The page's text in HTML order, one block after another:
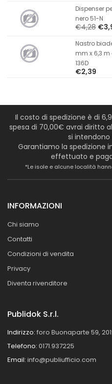
Dispenser
nero 51-N
€4,28
Nastro
mm x 6,3
136D
€2,39
Il costo di spedizione è di
spesa di 70,00€ avrai diritto
si intendono
Garantiamo la spedizione
effettuato e
*Le isole e alcune località
INFORMAZIONI
Chi siamo
Contatti
Condizioni di vendita
Privacy
Diventa rivenditore
Publidok S.r.l.
Indirizzo: foro Buonaparte 59,
Telefono: 0171.937225
Email: info@publiufficio.com